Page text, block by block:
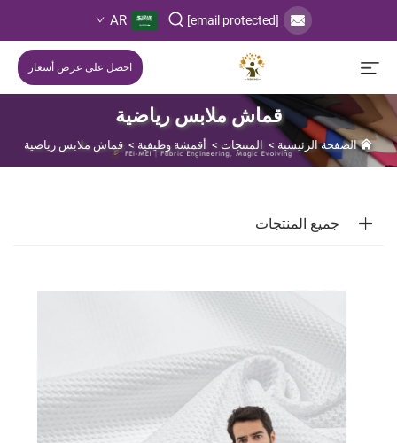
[email protected]
AR
احصل على عرض أسعار
قماش ملابس رياضية
الصفحة الرئيسية > المنتجات > أقمشة وظيفية > قماش ملابس رياضية
جميع المنتجات